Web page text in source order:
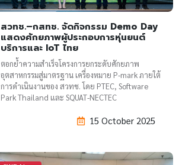
สวทช.–กสทช. จัดกิจกรรม Demo Day
แสดงศักยภาพผู้ประกอบการหุ่นยนต์
บริการและ IoT ไทย
ตอกย้ำความสำเร็จโครงการยกระดับศักยภาพ
อุตสาหกรรมสู่มาตรฐาน เครื่องหมาย P-mark ภายใต้
การดำเนินงานของ สวทช. โดย PTEC, Software
Park Thailand และ SQUAT-NECTEC
15 October 2025